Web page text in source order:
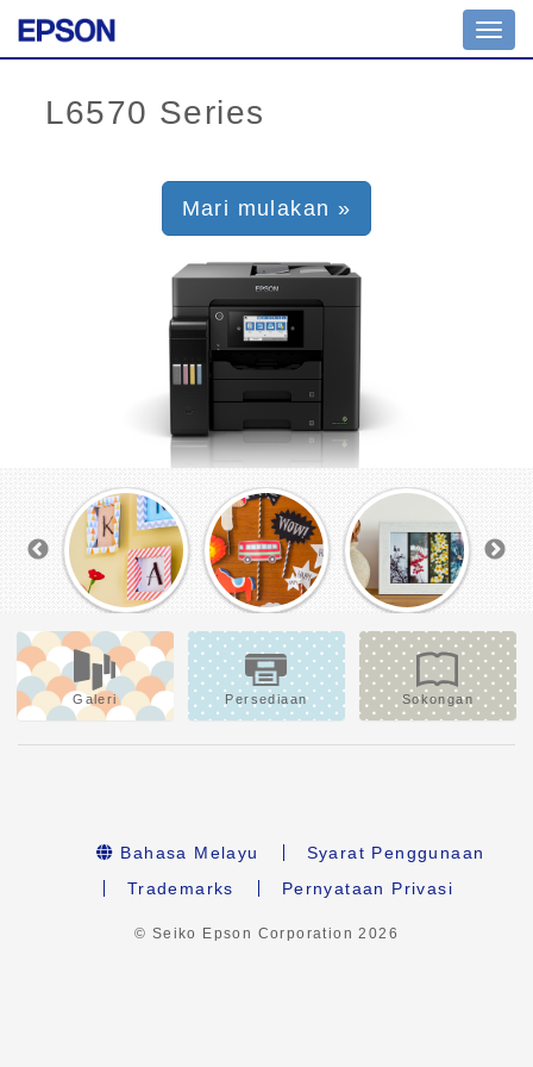
Mari mulakan »
Galeri Persediaan Sokongan
Bahasa Melayu
Syarat Penggunaan
Trademarks
Pernyataan Privasi
© Seiko Epson Corporation2026